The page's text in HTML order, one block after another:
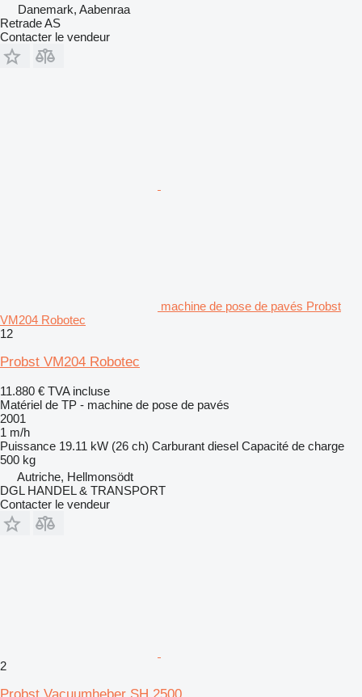
Danemark, Aabenraa
Retrade AS
Contacter le vendeur
machine de pose de pavés Probst
VM204 Robotec
12
Probst VM204 Robotec
11.880 € TVA incluse
Matériel de TP - machine de pose de pavés
2001
1 m/h
Puissance 19.11 kW (26 ch) Carburant diesel Capacité de charge
500 kg
Autriche, Hellmonsödt
DGL HANDEL & TRANSPORT
Contacter le vendeur
2
Probst Vacuumheber SH 2500